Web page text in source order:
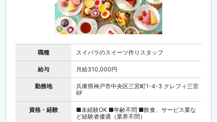
職種 スイパラのスイーツ作りスタッフ
給与 月給310,000円
勤務地
兵庫県神戸市中央区三宮町1-4-3 クレフィ三宮
6F
資格・経験
■未経験OK ■年齢不問 ■飲食、サービス業な
ど経験者優遇（業界不問）